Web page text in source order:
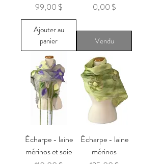
Prix
99,00 $
Ajouter au
panier
Prix
0,00 $
Vendu
Écharpe - laine
mérinos et soie
Écharpe - laine
mérinos